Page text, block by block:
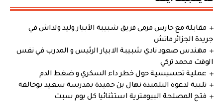
مقابلة مع حارس مرمى فريق شبيبة الأبيار وليد ولداش في
جريدة الجزائر ماتش
مهندس صعود نادي شبيبة الابيار الرئيس و المدرب في نفس
الوقت محمد تركي
عملية تحسيسية حول خطر داء السكري و ضغط الدم
تلبية لدعوة التلميذة نهال بن حميدة بمدرسة سعيد بوخالفة
فتح المصلحة البيومترية استثنائيا كل يوم سبت